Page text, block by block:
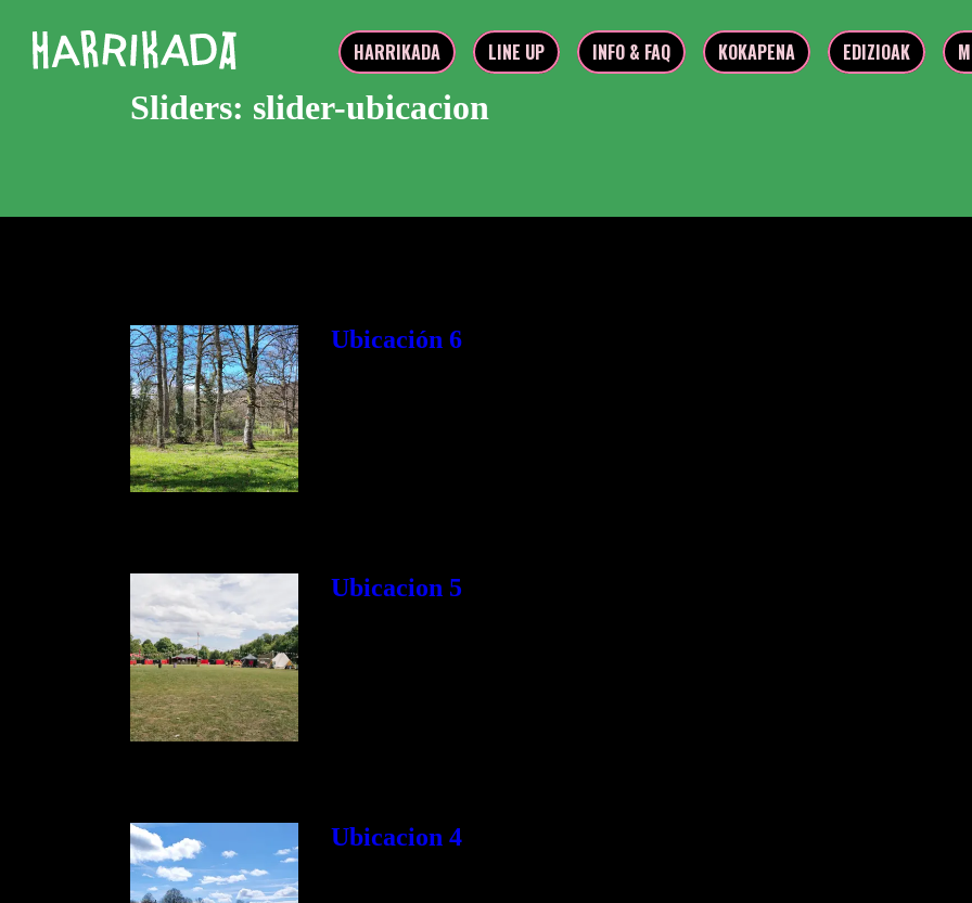
Sliders: slider-ubicacion
Ubicación 6
Ubicacion 5
Ubicacion 4
HARRIKADA LINE UP INFO & FAQ KOKAPENA EDIZIOAK